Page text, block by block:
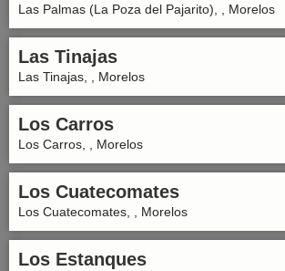
Las Palmas (La Poza del Pajarito), , Morelos
Las Tinajas
Las Tinajas, , Morelos
Los Carros
Los Carros, , Morelos
Los Cuatecomates
Los Cuatecomates, , Morelos
Los Estanques